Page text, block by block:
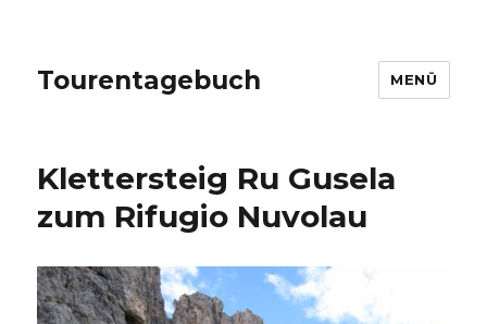
Tourentagebuch MENÜ
Klettersteig Ru Gusela
zum Rifugio Nuvolau